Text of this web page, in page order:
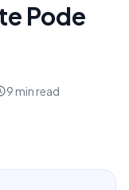
Pode
9 min read